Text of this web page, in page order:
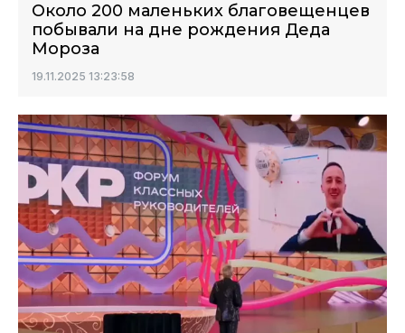
Около 200 маленьких благовещенцев
побывали на дне рождения Деда
Мороза
19.11.2025 13:23:58